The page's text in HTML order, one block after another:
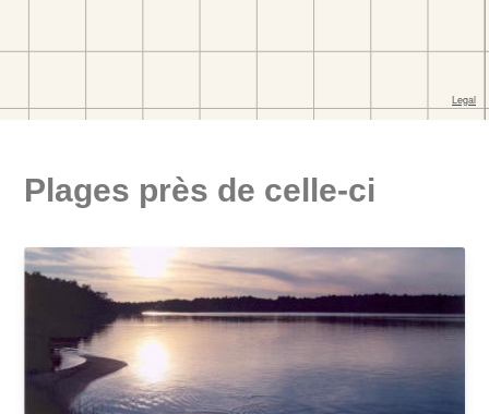
Plages près de celle-ci